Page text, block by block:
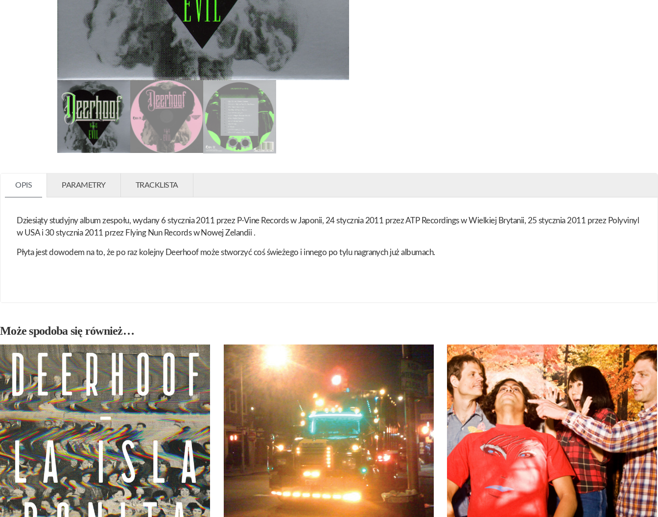
OPIS PARAMETRY TRACKLISTA
Dziesiąty studyjny album zespołu, wydany 6 stycznia 2011 przez P-Vine Records w Japonii, 24 stycznia 2011 przez ATP Recordings w Wielkiej Brytanii, 25 stycznia 2011 przez Polyvinyl
w USA i 30 stycznia 2011 przez Flying Nun Records w Nowej Zelandii .
Płyta jest dowodem na to, że po raz kolejny Deerhoof może stworzyć coś świeżego i innego po tylu nagranych już albumach.
Może spodoba się również…